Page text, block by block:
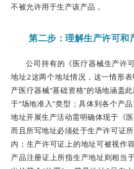
不被允许用于生产该产品 。
第二步：理解生产许可和
公司持有的《医疗器械生产许
地址2这两个地址情况，这一情形
产医疗器械“基础资格”的场地涵盖
于“场地准入”类型；具体到各个产
地址开展生产活动需明确体现于《
而且所写地址必须处于生产许可证
内；生产许可证上的地址可被视作
产品注册证上所指生产地址则相当